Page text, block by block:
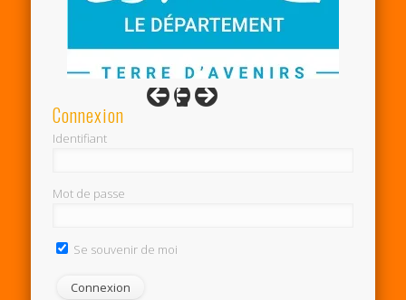
Connexion
Identifiant
Mot de passe
Se souvenir de moi